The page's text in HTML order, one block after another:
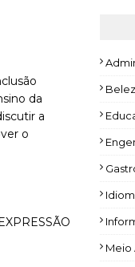
da
a
o
Meio